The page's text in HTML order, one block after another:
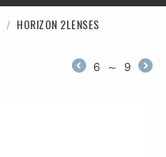
/ HORIZON 2LENSES
6 ～ 9